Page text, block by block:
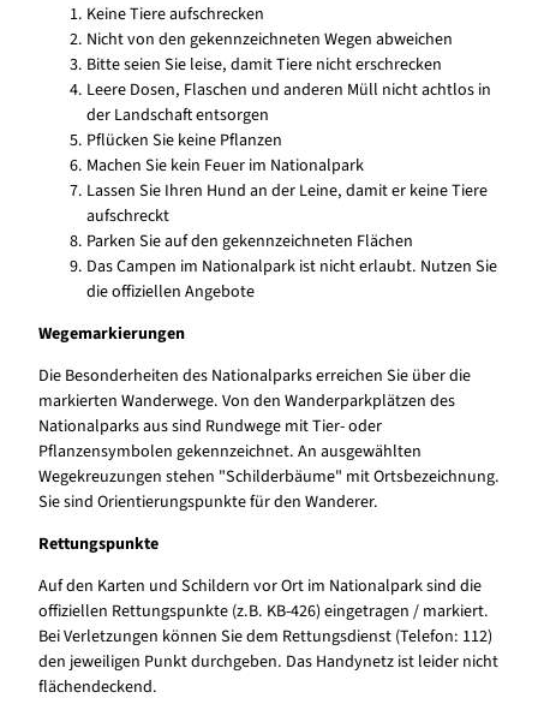
Keine Tiere aufschrecken
Nicht von den gekennzeichneten Wegen abweichen
Bitte seien Sie leise, damit Tiere nicht erschrecken
Leere Dosen, Flaschen und anderen Müll nicht achtlos in
der Landschaft entsorgen
Pflücken Sie keine Pflanzen
Machen Sie kein Feuer im Nationalpark
Lassen Sie Ihren Hund an der Leine, damit er keine Tiere
aufschreckt
Parken Sie auf den gekennzeichneten Flächen
Das Campen im Nationalpark ist nicht erlaubt. Nutzen Sie
die offiziellen Angebote
Wegemarkierungen
Die Besonderheiten des Nationalparks erreichen Sie über die
markierten Wanderwege. Von den Wanderparkplätzen des
Nationalparks aus sind Rundwege mit Tier- oder
Pflanzensymbolen gekennzeichnet. An ausgewählten
Wegekreuzungen stehen "Schilderbäume" mit Ortsbezeichnung.
Sie sind Orientierungspunkte für den Wanderer.
Rettungspunkte
Auf den Karten und Schildern vor Ort im Nationalpark sind die
offiziellen Rettungspunkte (z.B. KB-426) eingetragen / markiert.
Bei Verletzungen können Sie dem Rettungsdienst (Telefon: 112)
den jeweiligen Punkt durchgeben. Das Handynetz ist leider nicht
flächendeckend.